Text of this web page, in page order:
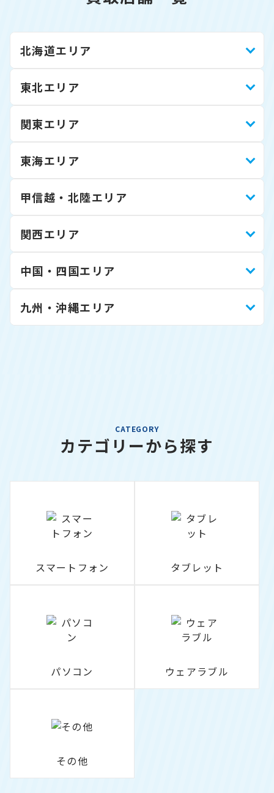
北海道エリア
東北エリア
関東エリア
東海エリア
甲信越・北陸エリア
関西エリア
中国・四国エリア
九州・沖縄エリア
CATEGORY
カテゴリーから探す
スマートフォン タブレット
パソコン ウェアラブル
その他